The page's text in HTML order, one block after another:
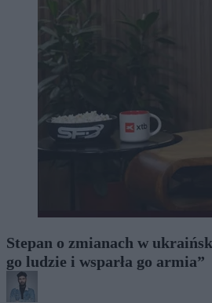
Stepan o zmianach w
go ludzie i wsparła go armia”